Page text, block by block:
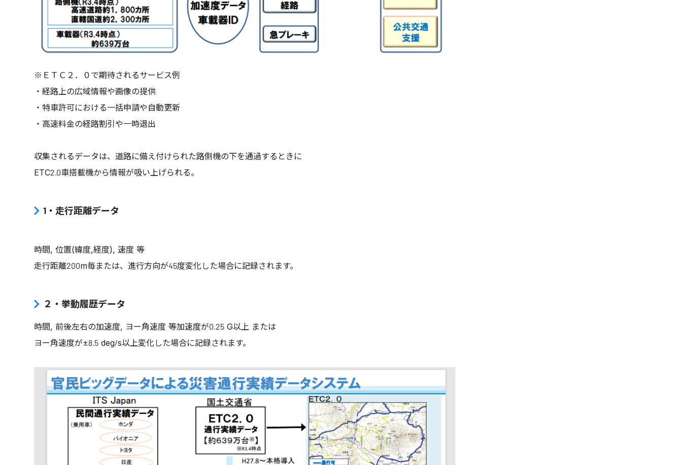
※ＥＴＣ２．０で期待されるサービス例
・経路上の広域情報や画像の提供
・特車許可における一括申請や自動更新
・高速料金の経路割引や一時退出
収集されるデータは、道路に備え付けられた路側機の下を通過するときに
ETC2.0車搭載機から情報が吸い上げられる。
1・走行距離データ
時間, 位置(緯度,経度), 速度 等
走行距離200m毎または、進行方向が45度変化した場合に記録されます。
２・挙動履歴データ
時間, 前後左右の加速度, ヨー角速度 等加速度が0.25 G以上 または
ヨー角速度が±8.5 deg/s以上変化した場合に記録されます。